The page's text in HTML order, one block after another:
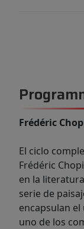
Frédéric
El ciclo
Frédéric
en la
serie de
encapsulan
uno de los